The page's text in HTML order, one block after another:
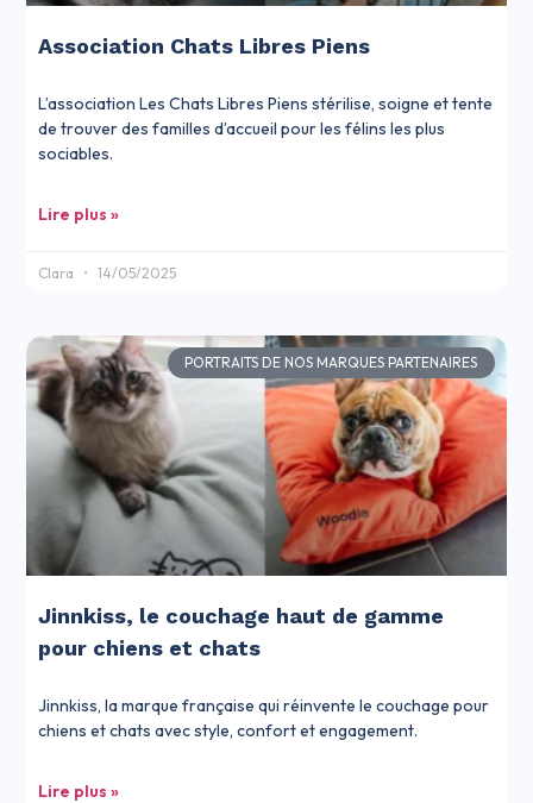
Association Chats Libres Piens
L’association Les Chats Libres Piens stérilise, soigne et tente
de trouver des familles d’accueil pour les félins les plus
sociables.
Lire plus »
Clara 14/05/2025
PORTRAITS DE NOS MARQUES PARTENAIRES
Jinnkiss, le couchage haut de gamme
pour chiens et chats
Jinnkiss, la marque française qui réinvente le couchage pour
chiens et chats avec style, confort et engagement.
Lire plus »